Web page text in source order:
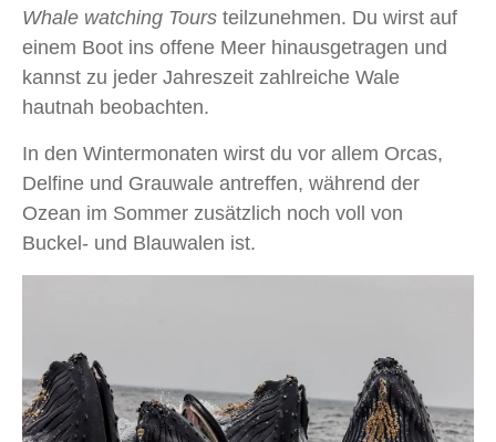
Whale watching Tours teilzunehmen. Du wirst auf
einem Boot ins offene Meer hinausgetragen und
kannst zu jeder Jahreszeit zahlreiche Wale
hautnah beobachten.
In den Wintermonaten wirst du vor allem Orcas,
Delfine und Grauwale antreffen, während der
Ozean im Sommer zusätzlich noch voll von
Buckel- und Blauwalen ist.